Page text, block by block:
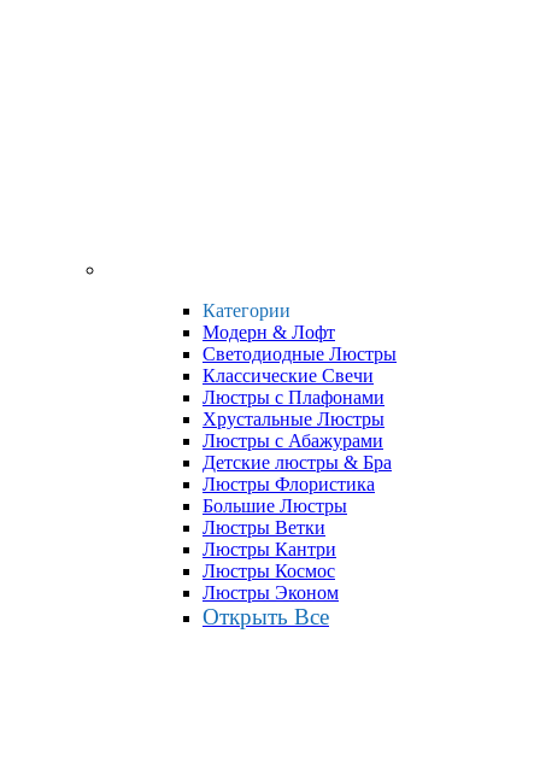
Категории
Модерн & Лофт
Светодиодные Люстры
Классические Свечи
Люстры с Плафонами
Хрустальные Люстры
Люстры с Абажурами
Детские люстры & Бра
Люстры Флористика
Большие Люстры
Люстры Ветки
Люстры Кантри
Люстры Космос
Люстры Эконом
Открыть Все